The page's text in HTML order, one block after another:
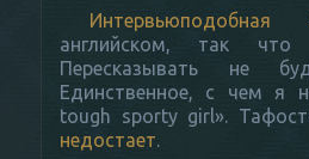
Интервьюподобная
английском, так
Пересказывать не
Единственное, с чем я
tough sporty girl».
недостает.